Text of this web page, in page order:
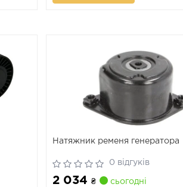
Натяжник ременя генератора
0 відгуків
2 034₴
сьогодні